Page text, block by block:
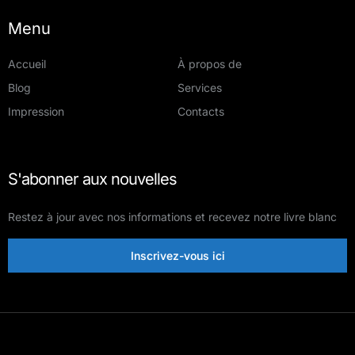
Menu
Accueil
À propos de
Blog
Services
Impression
Contacts
S'abonner aux nouvelles
Restez à jour avec nos informations et recevez notre livre blanc
Inscrivez-vous ici